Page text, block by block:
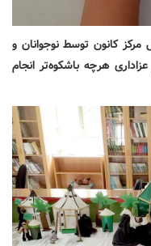
کانون توسط نوجوانان و
هرچه باشکوه‌تر انجام